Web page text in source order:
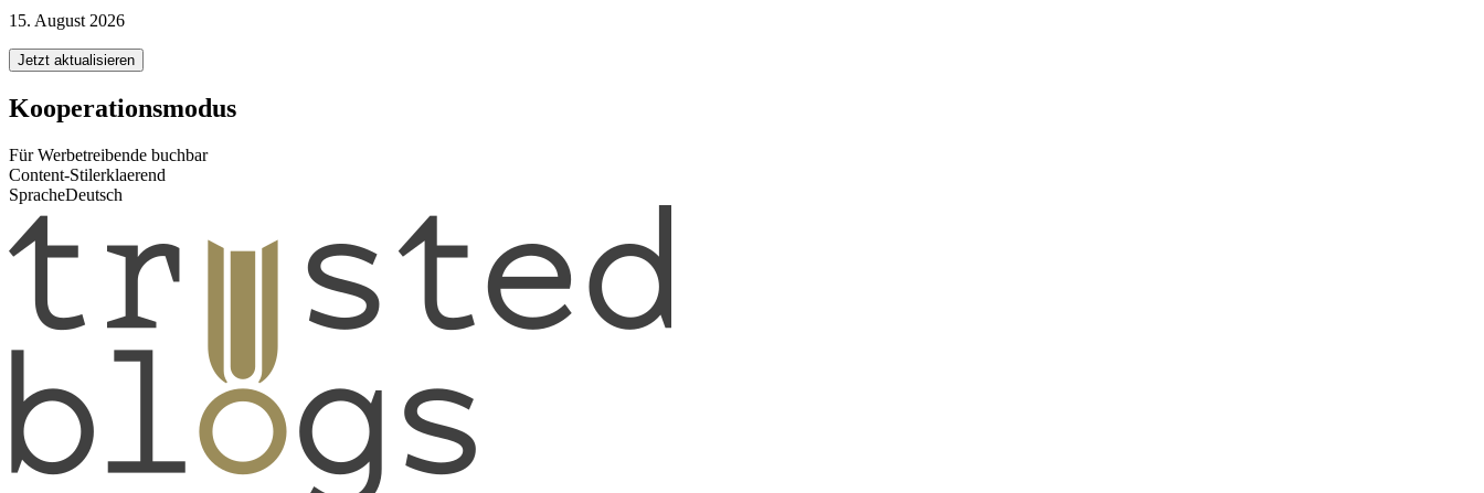
15. August 2026
Jetzt aktualisieren
Kooperationsmodus
Für Werbetreibende buchbar
Content-Stilerklaerend
SpracheDeutsch